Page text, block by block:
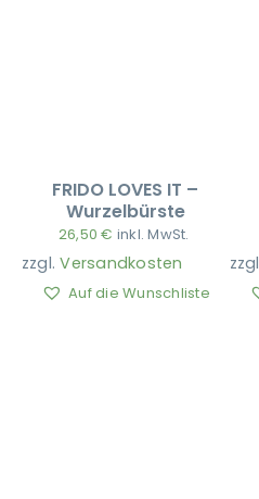
FRIDO LOVES IT –
Wurzelbürste
26,50€ inkl. MwSt.
zzgl.Versandkosten
Auf die Wunschliste